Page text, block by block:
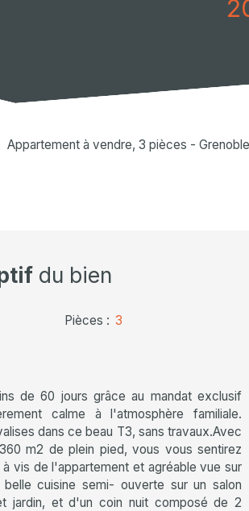
Appartement à vendre, 3 pièces -
du bien
Pièces : 3
de 60 jours grâce au mandat exclusif
calme à l'atmosphère familiale.
dans ce beau T3, sans travaux.Avec
m2 de plein pied, vous vous sentirez
vis de l'appartement et agréable vue sur
cuisine semi- ouverte sur un salon
jardin, et d'un coin nuit composé de 2